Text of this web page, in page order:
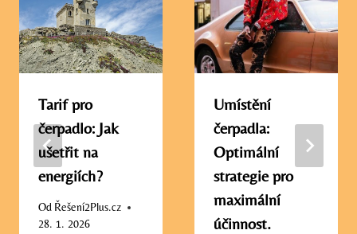
Tarif pro
čerpadlo: Jak
ušetřit na
energiích?
Od Řešení2Plus.cz
28. 1. 2026
Umístění
čerpadla:
Optimální
strategie pro
maximální
účinnost.